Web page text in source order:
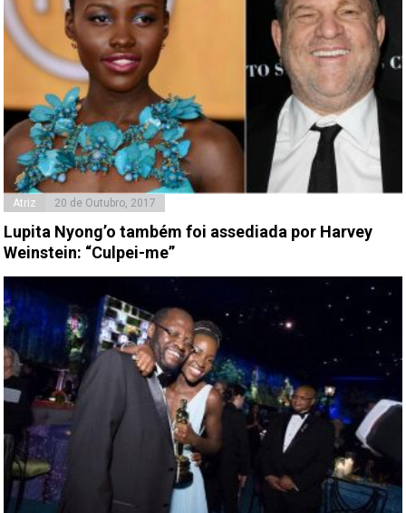
Atriz 20 de Outubro, 2017
Lupita Nyong’o também foi assediada por Harvey
Weinstein: “Culpei-me”